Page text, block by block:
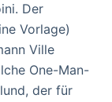
Der
Vorlage)
Ville
One-Man-
der für